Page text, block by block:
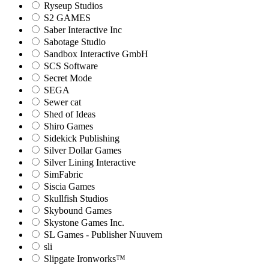
Ryseup Studios
S2 GAMES
Saber Interactive Inc
Sabotage Studio
Sandbox Interactive GmbH
SCS Software
Secret Mode
SEGA
Sewer cat
Shed of Ideas
Shiro Games
Sidekick Publishing
Silver Dollar Games
Silver Lining Interactive
SimFabric
Siscia Games
Skullfish Studios
Skybound Games
Skystone Games Inc.
SL Games - Publisher Nuuvem
sli
Slipgate Ironworks™